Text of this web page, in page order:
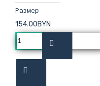
Размер
154.00BYN